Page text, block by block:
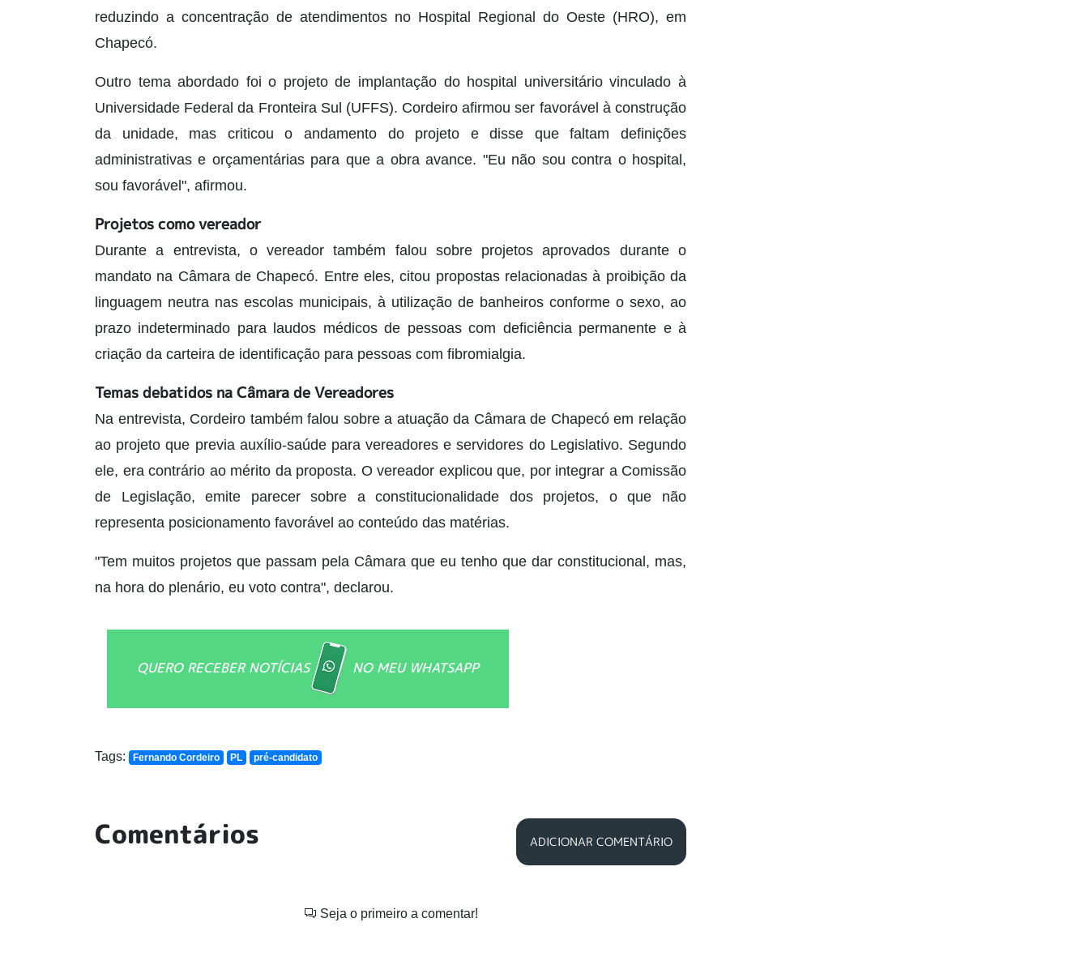
reduzindo a concentração de atendimentos no Hospital Regional do Oeste (HRO), em
Chapecó.
Outro tema abordado foi o projeto de implantação do hospital universitário vinculado à
Universidade Federal da Fronteira Sul (UFFS). Cordeiro afirmou ser favorável à construção
da unidade, mas criticou o andamento do projeto e disse que faltam definições
administrativas e orçamentárias para que a obra avance. "Eu não sou contra o hospital,
sou favorável", afirmou.
Projetos como vereador
Durante a entrevista, o vereador também falou sobre projetos aprovados durante o
mandato na Câmara de Chapecó. Entre eles, citou propostas relacionadas à proibição da
linguagem neutra nas escolas municipais, à utilização de banheiros conforme o sexo, ao
prazo indeterminado para laudos médicos de pessoas com deficiência permanente e à
criação da carteira de identificação para pessoas com fibromialgia.
Temas debatidos na Câmara de Vereadores
Na entrevista, Cordeiro também falou sobre a atuação da Câmara de Chapecó em relação
ao projeto que previa auxílio-saúde para vereadores e servidores do Legislativo. Segundo
ele, era contrário ao mérito da proposta. O vereador explicou que, por integrar a Comissão
de Legislação, emite parecer sobre a constitucionalidade dos projetos, o que não
representa posicionamento favorável ao conteúdo das matérias.
"Tem muitos projetos que passam pela Câmara que eu tenho que dar constitucional, mas,
na hora do plenário, eu voto contra", declarou.
QUERO RECEBER NOTÍCIAS NO MEU WHATSAPP
Tags: Fernando Cordeiro PL pré-candidato
Comentários ADICIONAR COMENTÁRIO
Seja o primeiro a comentar!